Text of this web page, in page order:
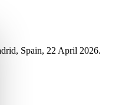
Spain, 22 April 2026.